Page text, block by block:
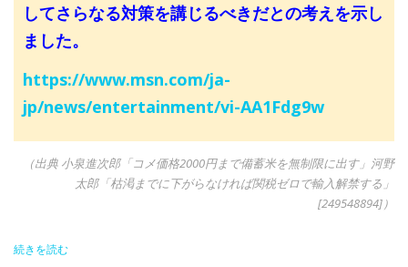
してさらなる対策を講じるべきだとの考えを示し
ました。
https://www.msn.com/ja-
jp/news/entertainment/vi-AA1Fdg9w
（出典 小泉進次郎「コメ価格2000円まで備蓄米を無制限に出す」河野
太郎「枯渇までに下がらなければ関税ゼロで輸入解禁する」
[249548894]）
続きを読む